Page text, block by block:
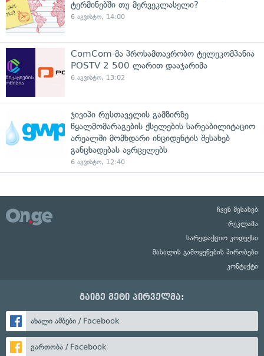
ტერმინებში თუ მერვეკლასელი?
6 აგვისტო, 14:00
ComCom-მა პროსამთავრობო ტელეკომპანია
POSTV 2 500 ლარით დააჯარიმა
6 აგვისტო, 13:02
ჯივიპი რუსთაველის გამზირზე
წყალმომარაგების ქსელების სარეაბილიტაციო
არეალში მომხდარი ინციდენტის შესახებ
განცხადებას ავრცელებს
6 აგვისტო, 12:40
ჩვენ შესახებ
რეკლამა
სარედაქციო კოდექსი
მასალის გამოყენების პირობები
კონტაქტი
გაიგე მეტი პირველმა:
ახალი ამბები / Facebook
გართობა / Facebook